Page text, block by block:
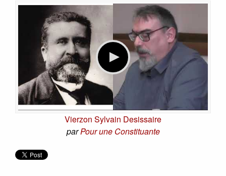
Vierzon Sylvain Desissaire
parPour une Constituante